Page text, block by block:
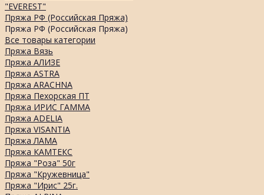
"EVEREST"
Пряжа РФ (Российская Пряжа)
Пряжа РФ (Российская Пряжа)
Все товары категории
Пряжа Вязь
Пряжа АЛИЗЕ
Пряжа ASTRA
Пряжа ARACHNA
Пряжа Пехорская ПТ
Пряжа ИРИС ГАММА
Пряжа ADELIA
Пряжа VISANTIA
Пряжа ЛАМА
Пряжа КАМТЕКС
Пряжа "Роза" 50г
Пряжа "Кружевница"
Пряжа "Ирис" 25г.